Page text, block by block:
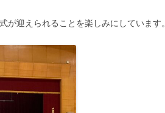
迎えられることを楽しみにしています。